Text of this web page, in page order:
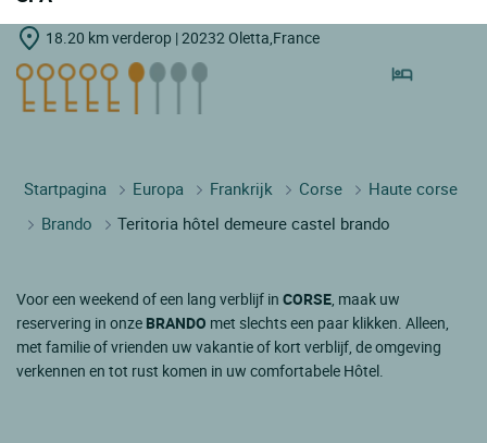
18.20 km verderop | 20232 Oletta,France
Startpagina Europa Frankrijk Corse
Haute corse
Brando
Teritoria hôtel demeure castel brando
Voor een weekend of een lang verblijf in CORSE, maak uw
reservering in onze BRANDO met slechts een paar klikken. Alleen,
met familie of vrienden uw vakantie of kort verblijf, de omgeving
verkennen en tot rust komen in uw comfortabele Hôtel.